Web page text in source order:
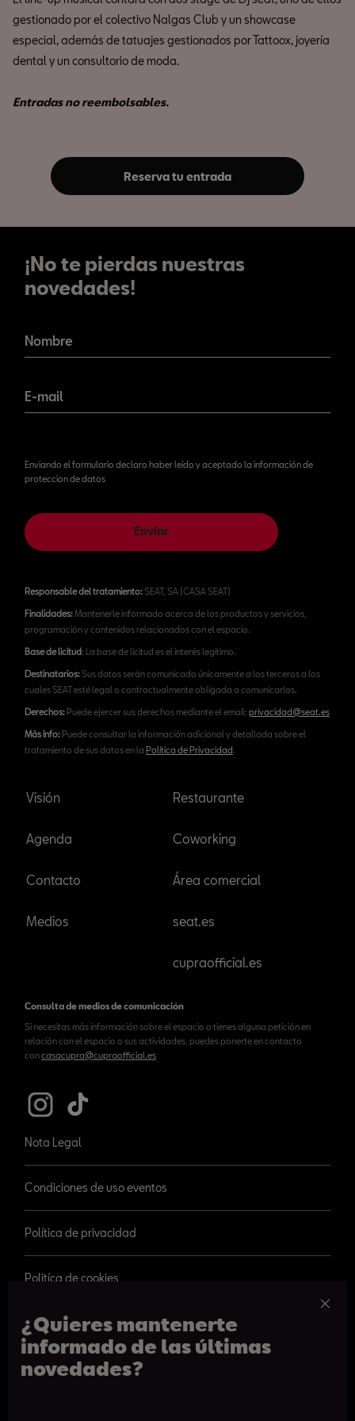
¿Quieres mantenerte
informado de las últimas
novedades?
gestionado por el colectivo Nalgas Club y un showcase
especial, además de tatuajes gestionados por Tattoox, joyería
dental y un consultorio de moda.
Entradas no reembolsables.
Reserva tu entrada
¡No te pierdas nuestras
novedades!
novedades!
Nombre
E-mail
Enviando el formulario declaro haber leído y aceptado la información de
proteccion de datos
Enviar
Responsable del tratamiento:SEAT, SA (CASA SEAT)
Finalidades:Mantenerle informado acerca de los productos y servicios,
programación y contenidos relacionados con el espacio.
Base de licitud: La base de licitud es el interés legítimo.
Destinatarios:Sus datos serán comunicado únicamente a los terceros a los
cuales SEAT esté legal o contractualmente obligada a comunicarlos.
Derechos: Puede ejercer sus derechos mediante el email: privacidad@seat.es
Más Info: Puede consultar la información adicional y detallada sobre el
tratamiento de sus datos en la Política de Privacidad.
Visión
Agenda
Contacto
Medios
Restaurante
Coworking
Área comercial
seat.es
cupraofficial.es
Consulta de medios de comunicación
Si necesitas más información sobre el espacio o tienes alguna petición en
relación con el espacio o sus actividades, puedes ponerte en contacto
concasacupra@cupraofficial.es
Nota Legal
Condiciones de uso eventos
Política de privacidad
Politíca de cookies